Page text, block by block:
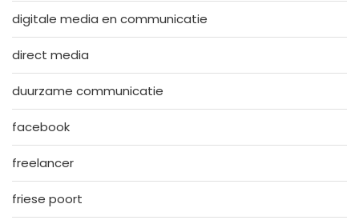
digitale media en communicatie
direct media
duurzame communicatie
facebook
freelancer
friese poort